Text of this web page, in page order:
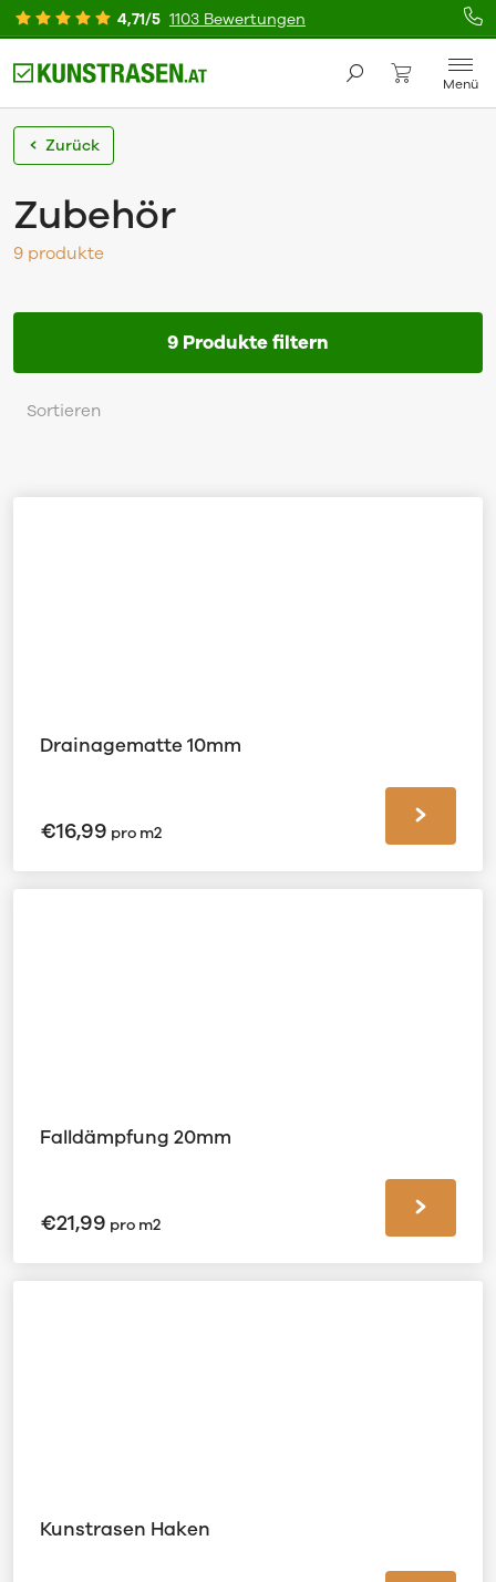
4,71/5 1103 Bewertungen
Menü
Zurück
Zubehör
9 produkte
9 Produkte filtern
Drainagematte 10mm
€16,99 pro m2
Falldämpfung 20mm
€21,99 pro m2
Kunstrasen Haken